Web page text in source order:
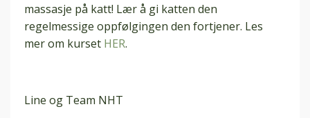
massasje på katt! Lær å gi katten den
regelmessige oppfølgingen den fortjener. Les
mer om kurset HER.
Line og Team NHT